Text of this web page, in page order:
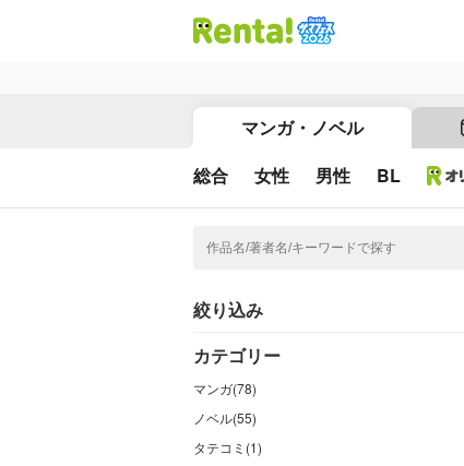
マンガ・ノベル
総合 女性 男性 BL
絞り込み
カテゴリー
マンガ(78)
ノベル(55)
タテコミ(1)